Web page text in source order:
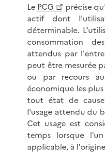
Le PCG
précise
actif dont
déterminable.
consommation
attendus par
peut être mesurée
ou par recours
économique les
tout état de
l'usage attendu du
Cet usage est
temps lorsque
applicable, à